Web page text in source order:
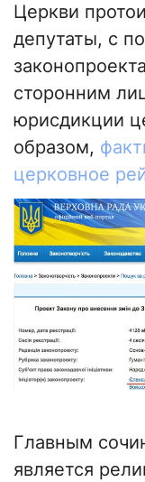
Церкви
депутаты, с
сторонним
юрисдикции
образом,
церковное
Главным
является